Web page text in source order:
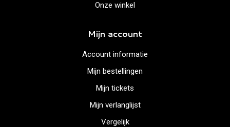
Onze winkel
Mijn account
Account informatie
Mijn bestellingen
Mijn tickets
Mijn verlanglijst
Vergelijk